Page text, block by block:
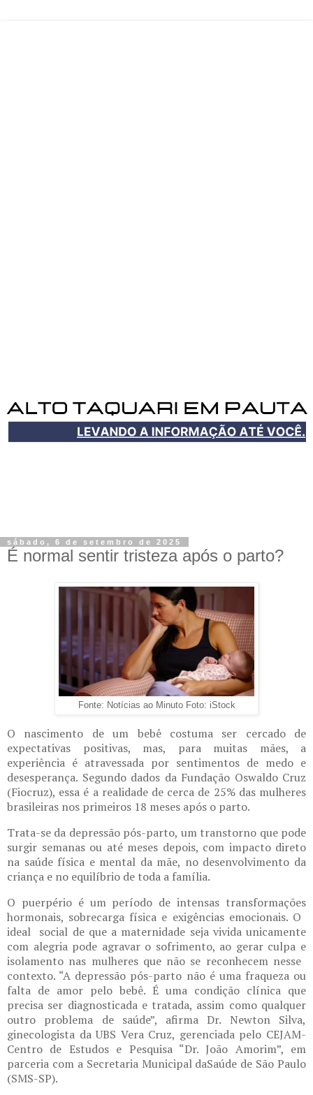
sábado, 6 de setembro de 2025
É normal sentir tristeza após o parto?
Fonte: Notícias ao Minuto Foto: iStock
O nascimento de um bebê costuma ser cercado de
expectativas positivas, mas, para muitas mães, a
experiência é atravessada por sentimentos de​ ​​medo e
desesperança. Segundo dados da Fundação Oswaldo Cruz
(Fiocruz), essa é a realidade de cerca de 25% das mulheres
brasileiras nos primeiros 18 meses após o parto. ​​​
Trata-se da depressão pós-parto, um transtorno que pode
surgir semanas ou até meses depois, com impacto direto
na saúde física e mental da mãe, no desenvolvimento da
criança e no equilíbrio de toda a família.
O puerpério é um período de intensas transformações
hormonais, sobrecarga física e exigências emocionais. ​​O ​​
ideal​​ ​​ social de que a maternidade seja vivida unicamente
com ​alegria pode agravar o sofrimento, ao gerar culpa e
isolamento nas mulheres que não se reconhecem ness​​e​​ ​
contexto.​ “A depressão pós-parto não é uma fraqueza ou
falta de amor pelo bebê. É uma condição clínica que
precisa ser diagnosticada e tratada, assim como qualquer
outro problema de saúde”, afirma Dr. Newton Silva,
ginecologista da UBS Vera Cruz, gerenciada pelo CEJAM-
Centro de Estudos e Pesquisa “Dr. João Amorim”, em
parceria com a Secretaria Municipal d​​a​​ Saúde​ de São Paulo
(SMS-SP)​.